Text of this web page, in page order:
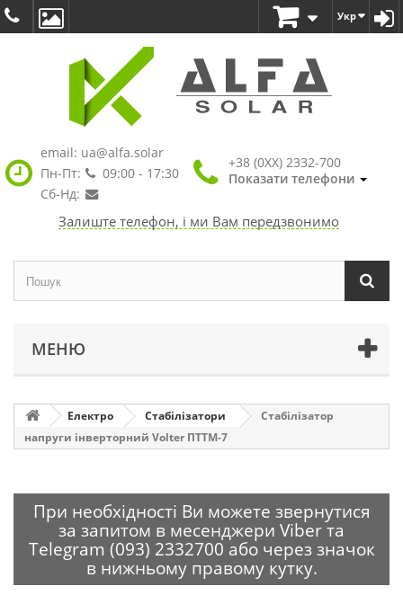
Укр
email: ua@alfa.solar
Пн-Пт:
09:00 - 17:30
Сб-Нд:
+38 (0XX) 2332-700
Показати телефони
Залиште телефон, і ми Вам передзвонимо
МЕНЮ
Електро Стабілізатори
Стабілізатор
напруги інверторний Volter ПТТМ-7
При необхідності Ви можете звернутися
за запитом в месенджери Viber та
Telegram (093) 2332700 або через значок
в нижньому правому кутку.